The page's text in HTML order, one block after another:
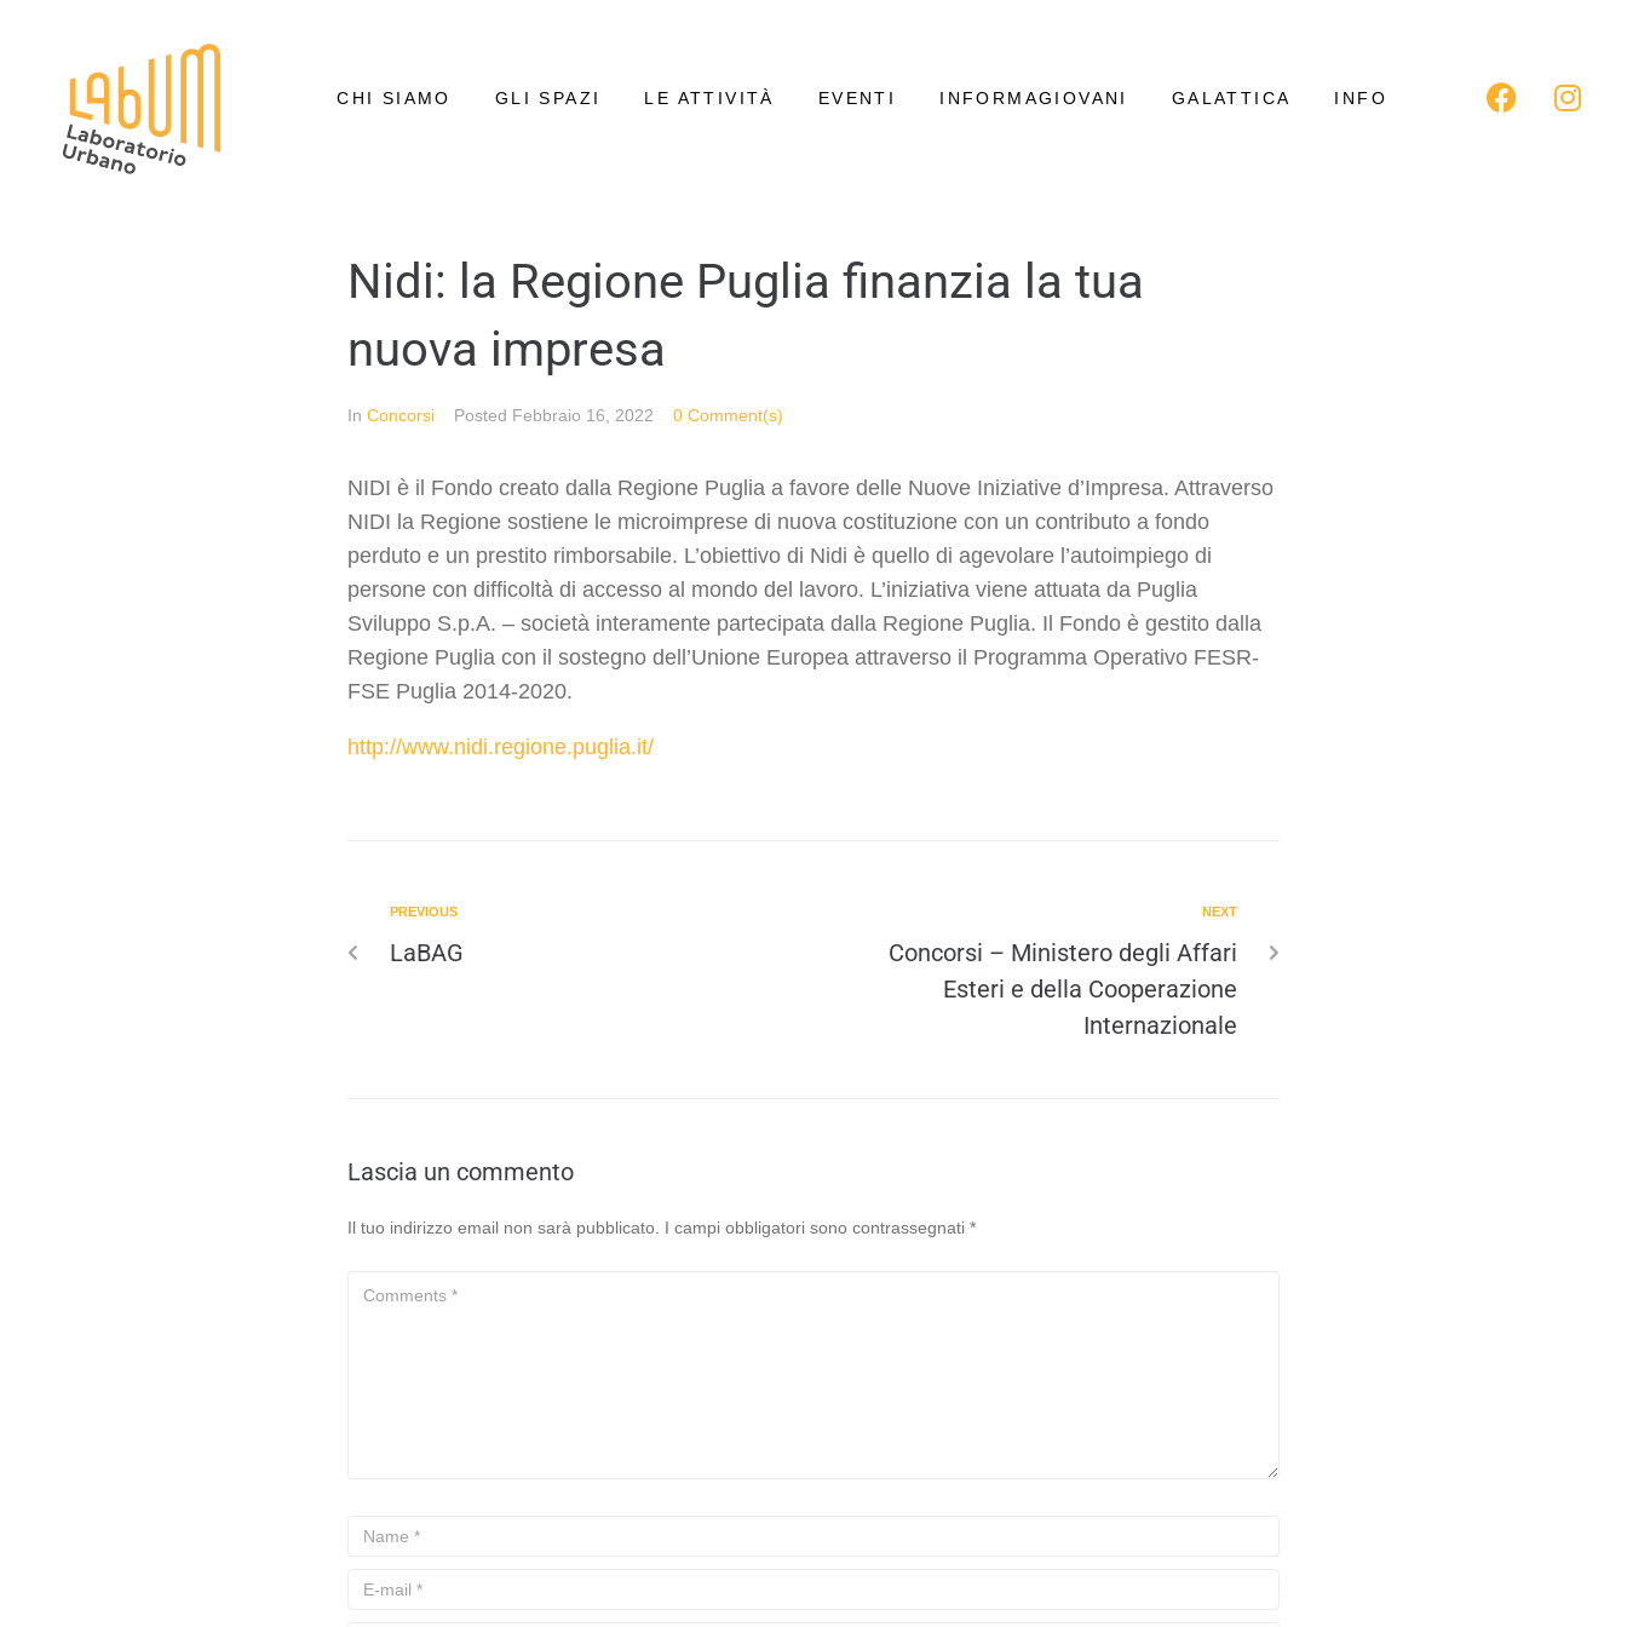
CHI SIAMO GLI SPAZI LE ATTIVITÀ EVENTI INFORMAGIOVANI GALATTICA INFO
Nidi: la Regione Puglia finanzia la tua
nuova impresa
In Concorsi Posted Febbraio 16, 2022 0 Comment(s)
NIDI è il Fondo creato dalla Regione Puglia a favore delle Nuove Iniziative d’Impresa. Attraverso
NIDI la Regione sostiene le microimprese di nuova costituzione con un contributo a fondo
perduto e un prestito rimborsabile. L’obiettivo di Nidi è quello di agevolare l’autoimpiego di
persone con difficoltà di accesso al mondo del lavoro. L’iniziativa viene attuata da Puglia
Sviluppo S.p.A. – società interamente partecipata dalla Regione Puglia. Il Fondo è gestito dalla
Regione Puglia con il sostegno dell’Unione Europea attraverso il Programma Operativo FESR-
FSE Puglia 2014-2020.
http://www.nidi.regione.puglia.it/
PREVIOUS
LaBAG
NEXT
Concorsi – Ministero degli Affari
Esteri e della Cooperazione
Internazionale
Lascia un commento
Il tuo indirizzo email non sarà pubblicato. I campi obbligatori sono contrassegnati *